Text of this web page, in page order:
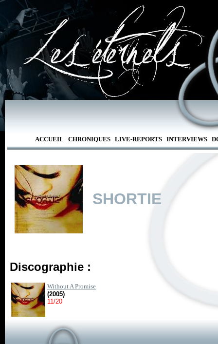
ACCUEIL CHRONIQUES LIVE-REPORTS INTERVIEWS
SHORTIE
Discographie :
Without A Promise
(2005)
11/20